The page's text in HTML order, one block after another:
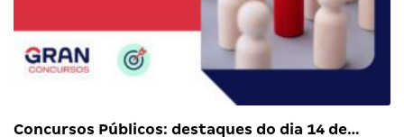
Concursos Públicos: destaques do dia 14 de…